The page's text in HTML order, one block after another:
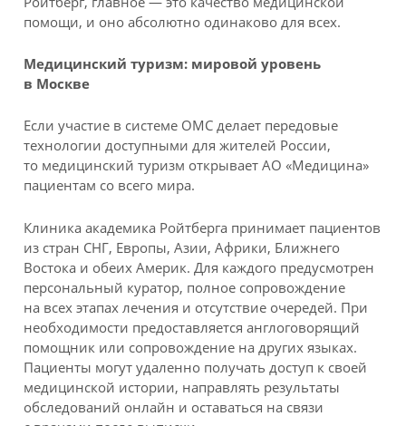
помощи, и оно абсолютно одинаково для всех.
Медицинский туризм: мировой уровень
в Москве
Если участие в системе ОМС делает передовые
технологии доступными для жителей России,
то медицинский туризм открывает АО «Медицина»
пациентам со всего мира.
Клиника академика Ройтберга принимает пациентов
из стран СНГ, Европы, Азии, Африки, Ближнего
Востока и обеих Америк. Для каждого предусмотрен
персональный куратор, полное сопровождение
на всех этапах лечения и отсутствие очередей. При
необходимости предоставляется англоговорящий
помощник или сопровождение на других языках.
Пациенты могут удаленно получать доступ к своей
медицинской истории, направлять результаты
обследований онлайн и оставаться на связи